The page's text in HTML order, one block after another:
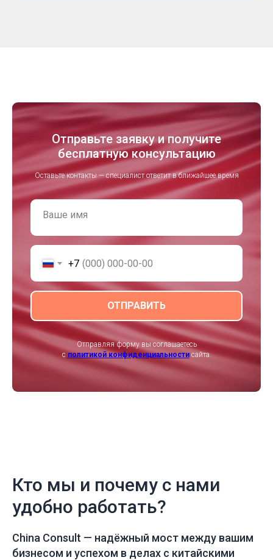
Отправьте заявку и получите
бесплатную консультацию
Оставьте контакты — специалист ответит в ближайшее время
Ваше имя
+7
ОТПРАВИТЬ
Отправляя форму вы соглашаетесь
с политикой конфиденциальности сайта.
Кто мы и почему с нами
удобно работать?
China Consult — надёжный мост между вашим
бизнесом и успехом в делах с китайскими